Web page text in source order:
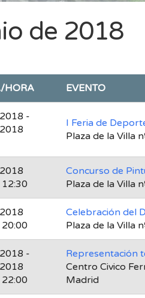
de 2018
HORA EVENTO
-
I Feria de
Plaza de la Villa
Concurso de
Plaza de la Villa
Celebración del
Plaza de la Villa
-
Representación
Centro Civico
Madrid